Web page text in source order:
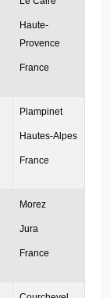
Haute-
Provence
France
Plampinet
Hautes-Alpes
France
Morez
Jura
France